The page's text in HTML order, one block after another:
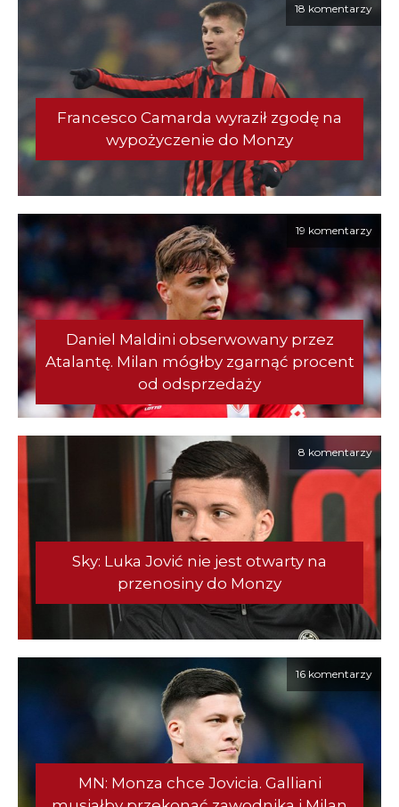
18 komentarzy
Francesco Camarda wyraził zgodę na
wypożyczenie do Monzy
19 komentarzy
Daniel Maldini obserwowany przez
Atalantę. Milan mógłby zgarnąć procent
od odsprzedaży
8 komentarzy
Sky: Luka Jović nie jest otwarty na
przenosiny do Monzy
16 komentarzy
MN: Monza chce Jovicia. Galliani